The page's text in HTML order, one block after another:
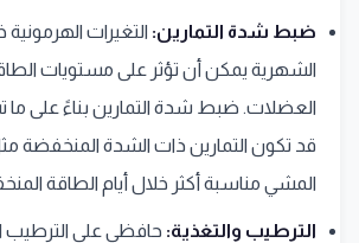
ضبط شدة التمارين: التغيرات الهرمونية
الشهرية يمكن أن تؤثر على مستويات
العضلات. ضبط شدة التمارين بناءً على ما
قد تكون التمارين ذات الشدة المنخفضة
المشي مناسبة أكثر خلال أيام الطاقة
الترطيب والتغذية: حافظي على الترطيب